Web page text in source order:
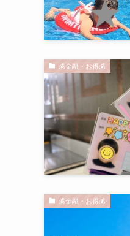
💰金融・お得💰
💰金融・お得💰